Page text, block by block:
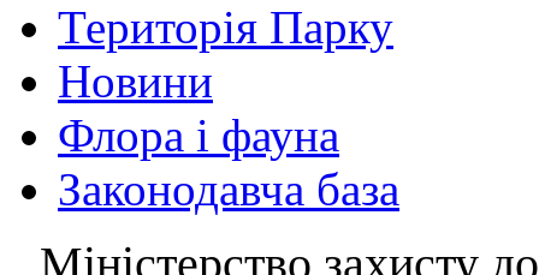
Територія Парку
Новини
Флора і фауна
Законодавча база
Міністерство захисту